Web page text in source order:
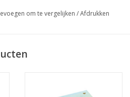
om te vergelijken /Afdrukken